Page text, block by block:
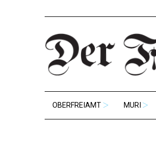
OBERFREIAMT MURI